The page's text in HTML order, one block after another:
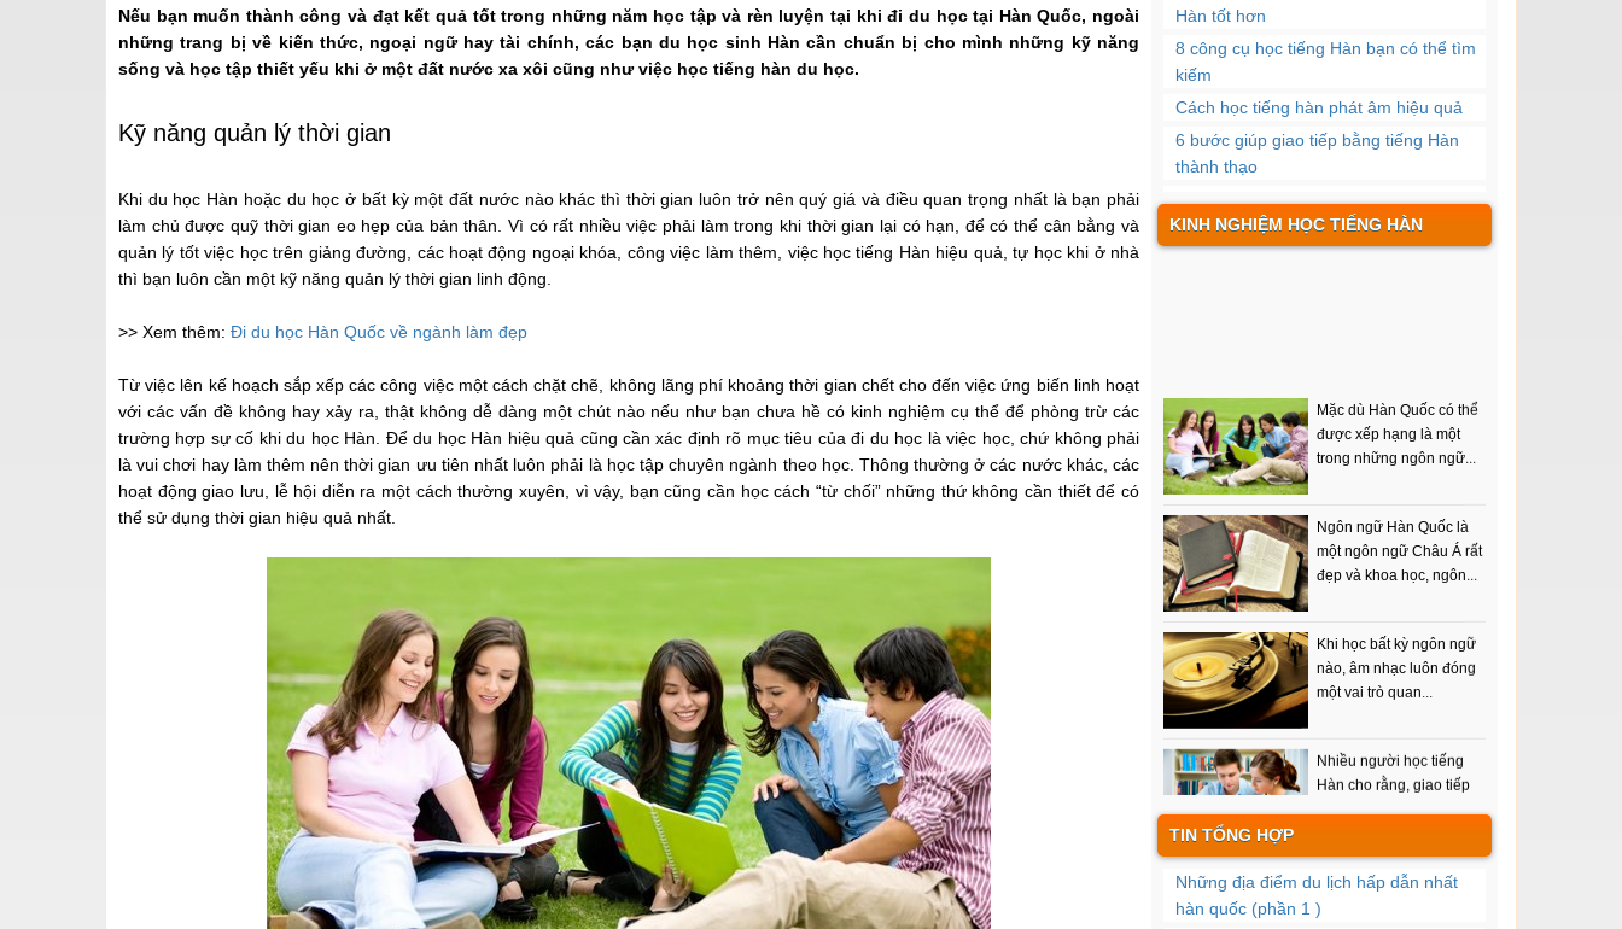
Nếu bạn muốn thành công và đạt kết quả tốt trong những năm học tập và rèn luyện tại khi đi du học tại Hàn Quốc, ngoài
những trang bị về kiến thức, ngoại ngữ hay tài chính, các bạn du học sinh Hàn cần chuẩn bị cho mình những kỹ năng
sống và học tập thiết yếu khi ở một đất nước xa xôi cũng như việc học tiếng hàn du học.
Kỹ năng quản lý thời gian
Khi du học Hàn hoặc du học ở bất kỳ một đất nước nào khác thì thời gian luôn trở nên quý giá và điều quan trọng nhất là bạn phải
làm chủ được quỹ thời gian eo hẹp của bản thân. Vì có rất nhiều việc phải làm trong khi thời gian lại có hạn, để có thể cân bằng và
quản lý tốt việc học trên giảng đường, các hoạt động ngoại khóa, công việc làm thêm, việc học tiếng Hàn hiệu quả, tự học khi ở nhà
thì bạn luôn cần một kỹ năng quản lý thời gian linh động.
>> Xem thêm: Đi du học Hàn Quốc về ngành làm đẹp​
Từ việc lên kế hoạch sắp xếp các công việc một cách chặt chẽ, không lãng phí khoảng thời gian chết cho đến việc ứng biến linh hoạt
với các vấn đề không hay xảy ra, thật không dễ dàng một chút nào nếu như bạn chưa hề có kinh nghiệm cụ thể để phòng trừ các
trường hợp sự cố khi du học Hàn. Để du học Hàn hiệu quả cũng cần xác định rõ mục tiêu của đi du học là việc học, chứ không phải
là vui chơi hay làm thêm nên thời gian ưu tiên nhất luôn phải là học tập chuyên ngành theo học. Thông thường ở các nước khác, các
hoạt động giao lưu, lễ hội diễn ra một cách thường xuyên, vì vậy, bạn cũng cần học cách “từ chối” những thứ không cần thiết để có
thể sử dụng thời gian hiệu quả nhất.
Hàn tốt hơn
8 công cụ học tiếng Hàn bạn có thể tìm
kiếm
Cách học tiếng hàn phát âm hiệu quả
6 bước giúp giao tiếp bằng tiếng Hàn
thành thạo
Cách học tiếng Hàn giao tiếp hiệu quả
siêu tốc
dụng phương pháp nào
KINH NGHIỆM HỌC TIẾNG HÀN
được xếp hạng là một
trong những ngôn ngữ...
một ngôn ngữ Châu Á rất
đẹp và khoa học, ngôn...
nào, âm nhạc luôn đóng
một vai trò quan...
Hàn cho rằng, giao tiếp
tiếng Hàn chỉ là nghe...
đích của việc học tiếng
hàn đó là nói được...
TIN TỔNG HỢP
Những địa điểm du lịch hấp dẫn nhất
hàn quốc (phần 1 )